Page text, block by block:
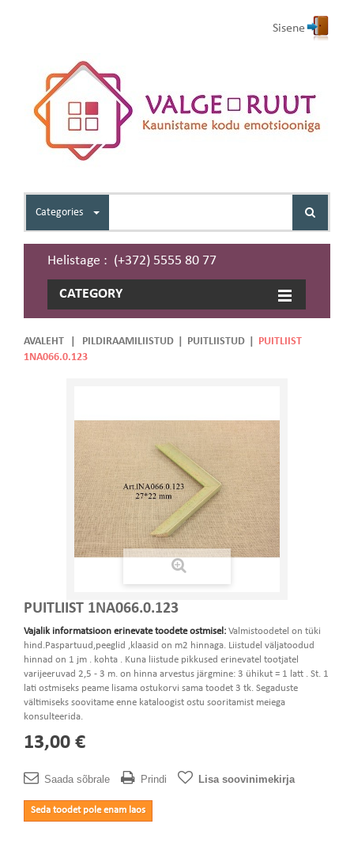
Sisene
Categories
Helistage : (+372) 5555 80 77
CATEGORY
AVALEHT PILDIRAAMILIISTUD PUITLIISTUD
PUITLIIST
1NA066.0.123
PUITLIIST 1NA066.0.123
Vajalik informatsioon erinevate toodete ostmisel: Valmistoodetel on tüki
hind.Paspartuud,peeglid ,klaasid on m2 hinnaga. Liistudel väljatoodud
hinnad on 1 jm . kohta . Kuna liistude pikkused erinevatel tootjatel
varijeeruvad 2,5 - 3 m. on hinna arvestus järgmine: 3 ühikut = 1 latt . St. 1
lati ostmiseks peame lisama ostukorvi sama toodet 3 tk. Segaduste
vältimiseks soovitame enne kataloogist ostu sooritamist meiega
konsulteerida.
13,00 €
Saada sõbrale Prindi Lisa soovinimekirja
Seda toodet pole enam laos